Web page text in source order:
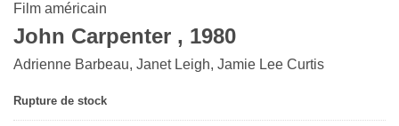
initial
était :
150,00€.
est :
75,00€.
Film américain
John Carpenter , 1980
Adrienne Barbeau, Janet Leigh, Jamie Lee Curtis
Rupture de stock